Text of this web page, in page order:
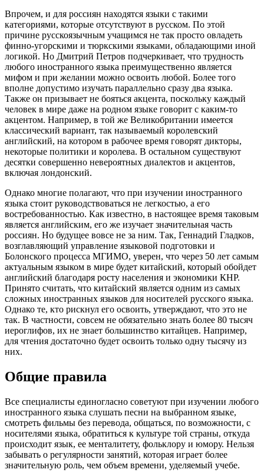
Впрочем, и для россиян находятся языки с такими
категориями, которые отсутствуют в русском. По этой
причине русскоязычным учащимся не так просто овладеть
финно-угорскими и тюркскими языками, обладающими иной
логикой. Но Дмитрий Петров подчеркивает, что трудность
любого иностранного языка преимущественно является
мифом и при желании можно освоить любой. Более того
вполне допустимо изучать параллельно сразу два языка.
Также он призывает не бояться акцента, поскольку каждый
человек в мире даже на родном языке говорит с каким-то
акцентом. Например, в той же Великобритании имеется
классический вариант, так называемый королевский
английский, на котором в рабочее время говорят дикторы,
некоторые политики и королева. В остальном существуют
десятки совершенно невероятных диалектов и акцентов,
включая лондонский.
Однако многие полагают, что при изучении иностранного
языка стоит руководствоваться не легкостью, а его
востребованностью. Как известно, в настоящее время таковым
является английским, его же изучает значительная часть
россиян. Но будущее вовсе не за ним. Так, Геннадий Гладков,
возглавляющий управление языковой подготовки и
Болонского процесса МГИМО, уверен, что через 50 лет самым
актуальным языком в мире будет китайский, который обойдет
английский благодаря росту населения и экономики КНР.
Принято считать, что китайский является одним из самых
сложных иностранных языков для носителей русского языка.
Однако те, кто рискнул его освоить, утверждают, что это не
так. В частности, совсем не обязательно знать более 80 тысяч
иероглифов, их не знает большинство китайцев. Например,
для чтения достаточно будет освоить только одну тысячу из
них.
Общие правила
Все специалисты единогласно советуют при изучении любого
иностранного языка слушать песни на выбранном языке,
смотреть фильмы без перевода, общаться, по возможности, с
носителями языка, обратиться к культуре той страны, откуда
происходит язык, ее менталитету, фольклору и юмору. Нельзя
забывать о регулярности занятий, которая играет более
значительную роль, чем объем времени, уделяемый учебе.